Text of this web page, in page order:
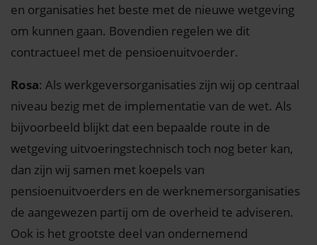
en organisaties het beste met de nieuwe wetgeving
om kunnen gaan. Bovendien regelen we dit
contractueel met de pensioenuitvoerder.
Rosa: Als werkgeversorganisaties zijn wij op centraal
niveau bezig met de implementatie van de wet. Als
bijvoorbeeld blijkt dat een bepaalde route in de
wetgeving uitvoeringstechnisch toch nog beter kan,
dan zijn wij samen met koepels van
pensioenuitvoerders en de werknemersorganisaties
de aangewezen partij om de overheid te adviseren.
Ook is het grootste deel van ondernemend